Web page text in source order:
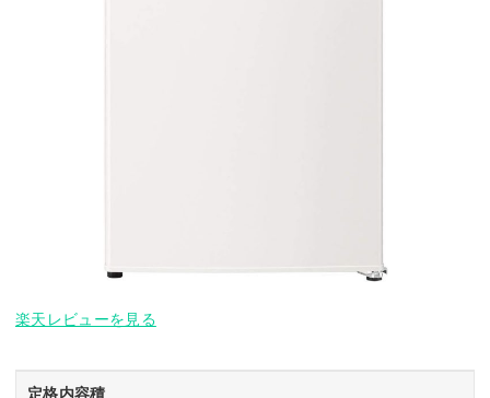
楽天レビューを見る
定格内容積